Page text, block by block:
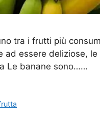
tra i frutti più
ad essere deliziose,
Le banane sono……